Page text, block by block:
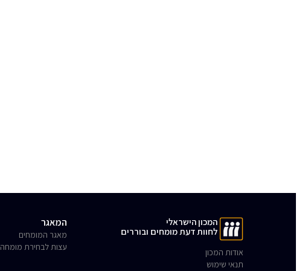
המכון הישראלי
לחוות דעת מומחים ובוררים
אודות המכון
תנאי שימוש
המאגר
מאגר המומחים
עצות לבחירת מומחה